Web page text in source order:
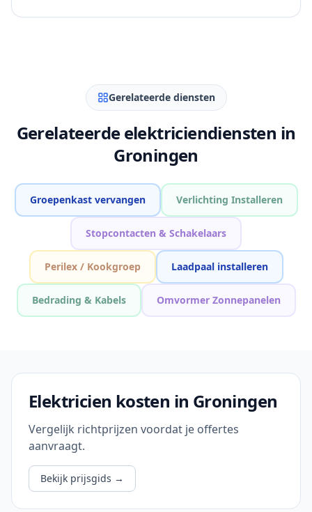
Gerelateerde diensten
Gerelateerde elektriciendiensten in
Groningen
Groepenkast vervangen Verlichting Installeren
Stopcontacten & Schakelaars
Perilex / Kookgroep Laadpaal installeren
Bedrading & Kabels Omvormer Zonnepanelen
Elektricien kosten in Groningen
Vergelijk richtprijzen voordat je offertes
aanvraagt.
Bekijk prijsgids →